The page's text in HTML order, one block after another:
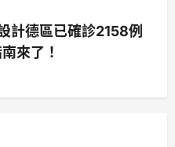
計德區已確診2158例
來了！